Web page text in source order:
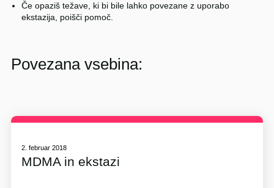
Če opaziš težave, ki bi bile lahko povezane z uporabo
ekstazija, poišči pomoč.
Povezana vsebina:
2. februar 2018
MDMA in ekstazi